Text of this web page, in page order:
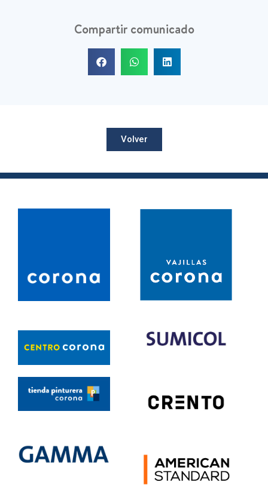
Compartir comunicado
Volver